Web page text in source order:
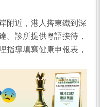
附近，港人搭東鐵到深
。診所提供粵語接待，
指導填寫健康申報表，